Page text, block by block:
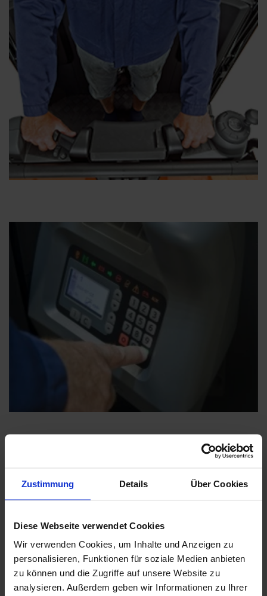
Zustimmung Details Über Cookies
Diese Webseite verwendet Cookies
Wir verwenden Cookies, um Inhalte und Anzeigen zu
personalisieren, Funktionen für soziale Medien anbieten
zu können und die Zugriffe auf unsere Website zu
analysieren. Außerdem geben wir Informationen zu Ihrer